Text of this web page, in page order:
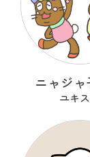
ニャジ
ユキ